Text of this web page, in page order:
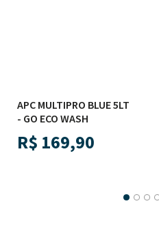
APC MULTIPRO BLUE 5LT
- GO ECO WASH
R$ 169,90